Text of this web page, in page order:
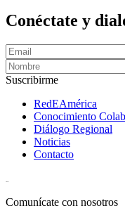
Conéctate y
Suscribirme
RedEAmérica
Conocimiento
Diálogo Regional
Noticias
Contacto
Comunícate con nosotros